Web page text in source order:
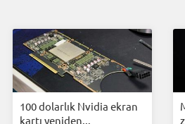
Bitcoin Dizi Önerileri
İnstagram Çöktü Mü
100 dolarlık Nvidia ekran
kartı yeniden...